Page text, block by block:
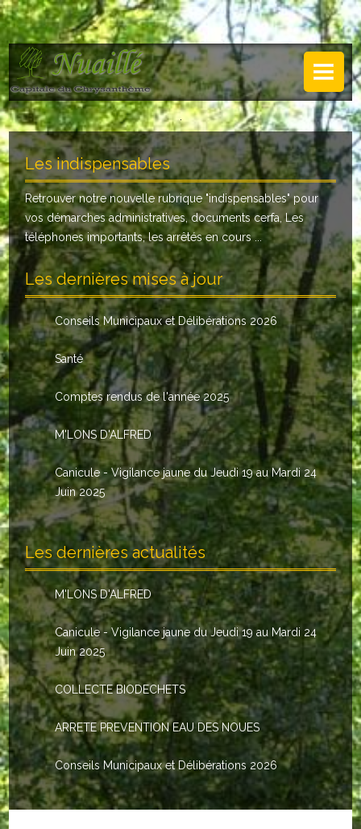
NUAILLÉ
Plan de Nuaillé
Sentiers pédestres
Guide annuel
Histoire
Galerie
LA MAIRIE
Horaires
Agence postale
Le conseil municipal
Les élus
Les commissions
Les comptes rendus
Le personnel communal
L'Echo de Nuaillé
Tarifs et locations
Galeries photos
INDISPENSABLES
Nouveaux arrivants
Le PACS
Voter
Bientôt 16 ans
.
Les indispensables
Retrouver notre nouvelle rubrique "indispensables" pour
vos démarches administratives, documents cerfa, Les
téléphones importants, les arrêtés en cours ...
Les dernières mises à jour
Conseils Municipaux et Délibérations 2026
Santé
Comptes rendus de l'année 2025
M'LONS D'ALFRED
Canicule - Vigilance jaune du Jeudi 19 au Mardi 24
Juin 2025
Les dernières actualités
M'LONS D'ALFRED
Canicule - Vigilance jaune du Jeudi 19 au Mardi 24
Juin 2025
COLLECTE BIODECHETS
ARRETE PREVENTION EAU DES NOUES
Conseils Municipaux et Délibérations 2026